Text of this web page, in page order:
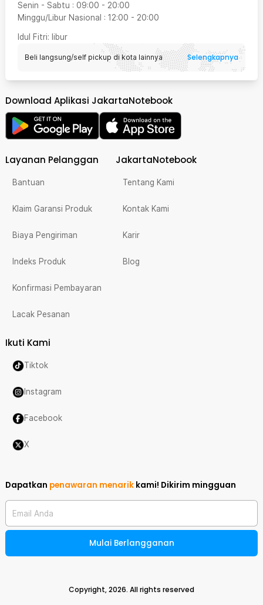
Senin - Sabtu : 09:00 - 20:00
Minggu/Libur Nasional : 12:00 - 20:00
Idul Fitri: libur
Beli langsung/self pickup di kota lainnya Selengkapnya
Download Aplikasi JakartaNotebook
Layanan Pelanggan
Bantuan
Klaim Garansi Produk
Biaya Pengiriman
Indeks Produk
Konfirmasi Pembayaran
Lacak Pesanan
JakartaNotebook
Tentang Kami
Kontak Kami
Karir
Blog
Ikuti Kami
Tiktok
Instagram
Facebook
X
Dapatkan penawaran menarik kami! Dikirim mingguan
Email Anda
Mulai Berlangganan
Copyright,2026. All rights reserved